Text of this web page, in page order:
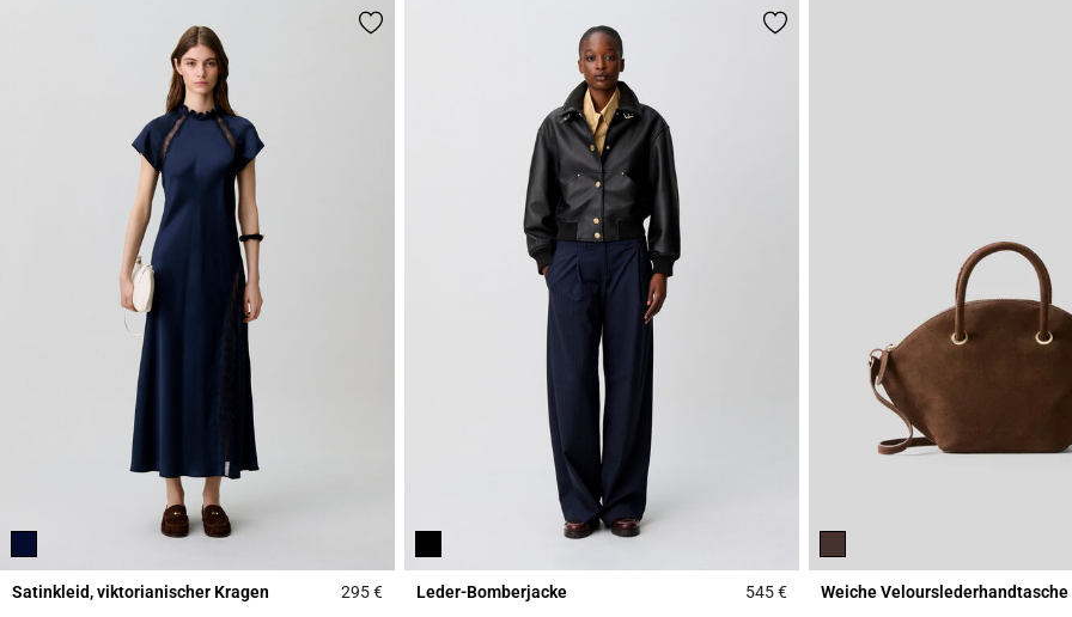
Satinkleid, viktorianischer Kragen 295 €5 out of 5 Customer Rating
Leder-Bomberjacke 545 €5 out of 5 Customer Rating
Weiche Velourslederhandtasche